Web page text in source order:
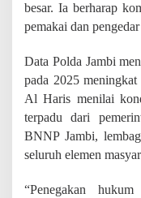
besar. Ia berharap
pemakai dan
Data Polda Jambi
pada 2025
Al Haris menilai
terpadu dari
BNNP Jambi,
seluruh elemen
“Penegakan